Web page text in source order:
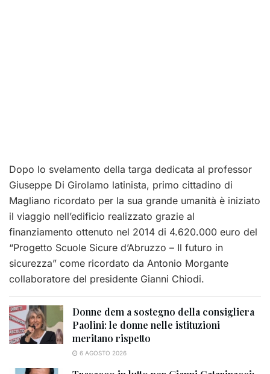
Dopo lo svelamento della targa dedicata al professor
Giuseppe Di Girolamo latinista, primo cittadino di
Magliano ricordato per la sua grande umanità è iniziato
il viaggio nell’edificio realizzato grazie al
finanziamento ottenuto nel 2014 di 4.620.000 euro del
“Progetto Scuole Sicure d’Abruzzo – Il futuro in
sicurezza” come ricordato da Antonio Morgante
collaboratore del presidente Gianni Chiodi.
Donne dem a sostegno della consigliera
Paolini: le donne nelle istituzioni
meritano rispetto
6 AGOSTO 2026